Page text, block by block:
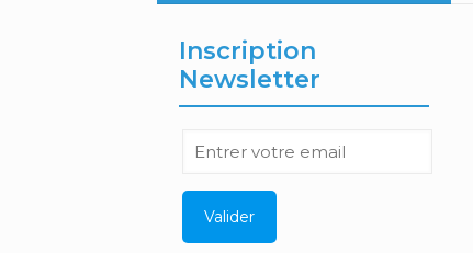
Inscription
Newsletter